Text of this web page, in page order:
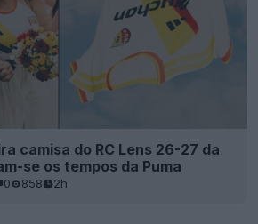
camisa do RC Lens 26-27 da
se os tempos da Puma
0 858 2h